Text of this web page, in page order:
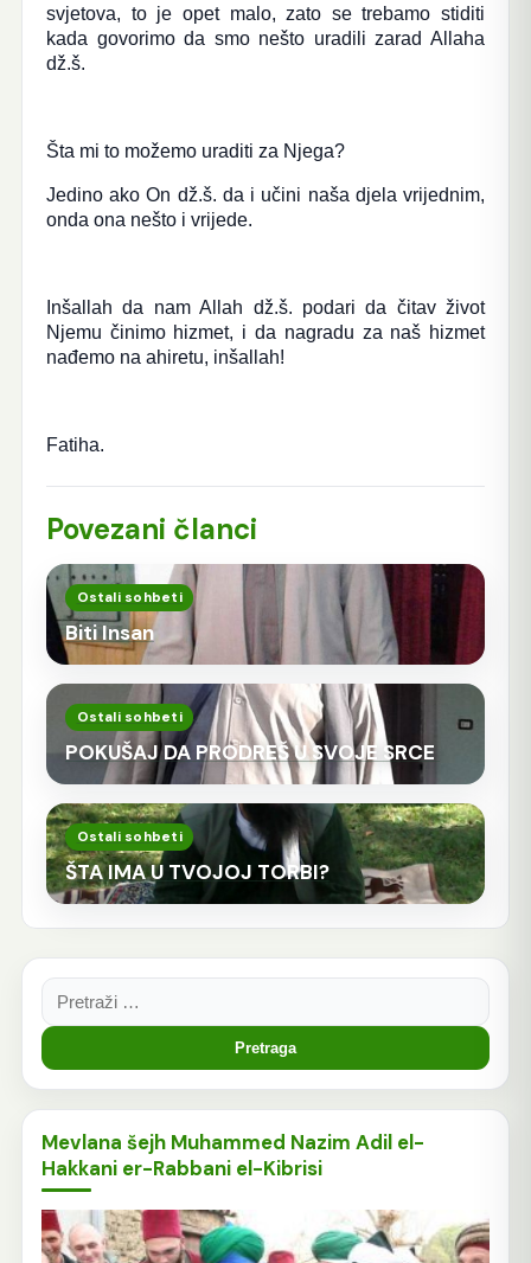
svjetova, to je opet malo, zato se trebamo stiditi
kada govorimo da smo nešto uradili zarad Allaha
dž.š.
Šta mi to možemo uraditi za Njega?
Jedino ako On dž.š. da i učini naša djela vrijednim,
onda ona nešto i vrijede.
Inšallah da nam Allah dž.š. podari da čitav život
Njemu činimo hizmet, i da nagradu za naš hizmet
nađemo na ahiretu, inšallah!
Fatiha.
Povezani članci
Ostali sohbeti
Biti Insan
Ostali sohbeti
POKUŠAJ DA PRODREŠ U SVOJE SRCE
Ostali sohbeti
ŠTA IMA U TVOJOJ TORBI?
Pretraga:
Mevlana šejh Muhammed Nazim Adil el-
Hakkani er-Rabbani el-Kibrisi